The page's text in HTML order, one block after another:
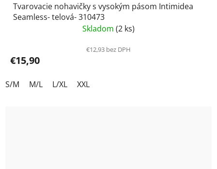
Tvarovacie nohavičky s vysokým pásom Intimidea
Seamless- telová- 310473
Skladom (2 ks)
€12,93 bez DPH
€15,90
S/M M/L L/XL XXL